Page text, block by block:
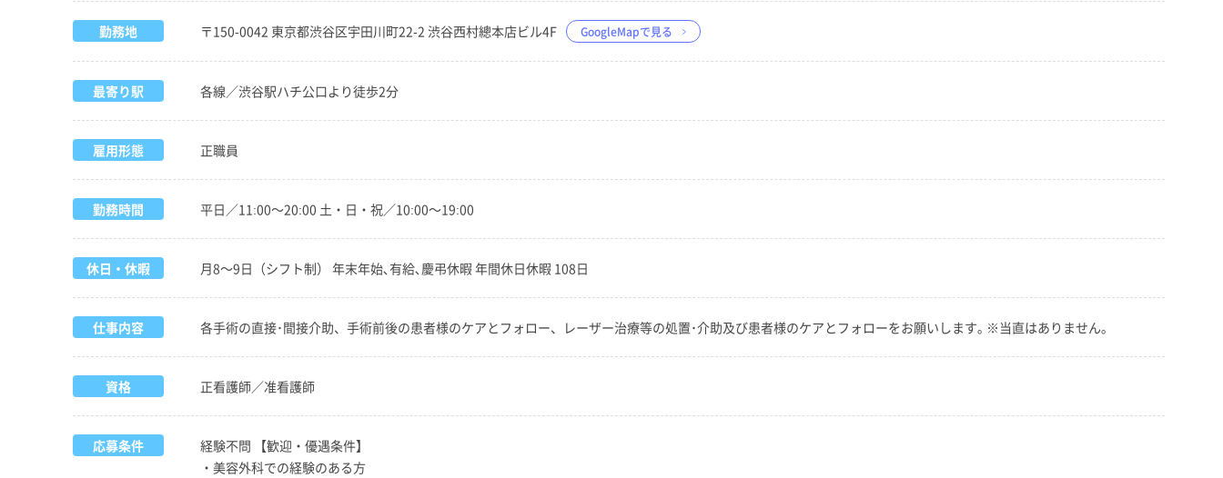
勤務地 〒150-0042 東京都渋谷区宇田川町22-2 渋谷西村總本店ビル4F GoogleMapで見る
最寄り駅 各線／渋谷駅ハチ公口より徒歩2分
雇用形態 正職員
勤務時間 平日／11:00～20:00 土・日・祝／10:00～19:00
休日・休暇 月8～9日（シフト制） 年末年始､有給､慶弔休暇 年間休日休暇 108日
仕事内容 各手術の直接･間接介助、手術前後の患者様のケアとフォロー、レーザー治療等の処置･介助及び患者様のケアとフォローをお願いします｡ ※当直はありません｡
資格 正看護師／准看護師
応募条件
経験不問 【歓迎・優遇条件】
・美容外科での経験のある方